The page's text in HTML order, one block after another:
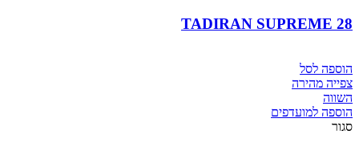
TADIRAN SUPREME 28
הוספה לסל
צפייה מהירה
השווה
הוספה למועדפים
סגור